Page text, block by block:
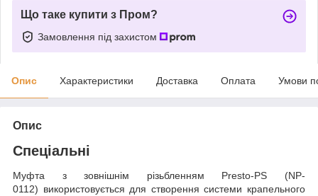
Що таке купити з Пром?
Замовлення під захистом
Опис Характеристики Доставка Оплата Умови
Опис
Спеціальні
Муфта з зовнішнім різьбленням Presto-PS (NP-
0112) використовується для створення системи крапельного